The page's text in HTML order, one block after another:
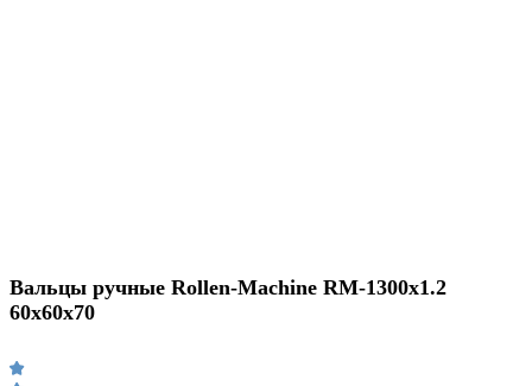
Вальцы ручные Rollen-Machine RM-1300х1.2
60х60х70